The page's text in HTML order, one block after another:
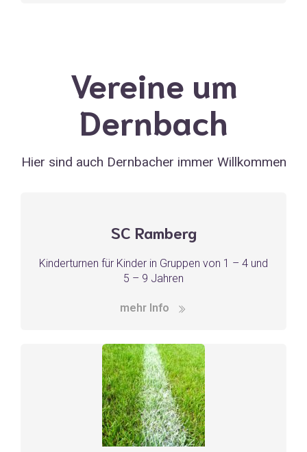
Vereine um
Dernbach
Hier sind auch Dernbacher immer Willkommen
SC Ramberg
Kinderturnen für Kinder in Gruppen von 1 – 4 und
5 – 9 Jahren
mehr Info